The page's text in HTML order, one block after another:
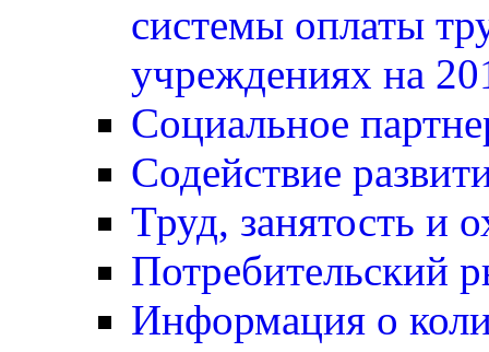
системы оплаты
учреждениях на
Социальное
Содействие
Труд, занятость и
Потребительский
Информация о